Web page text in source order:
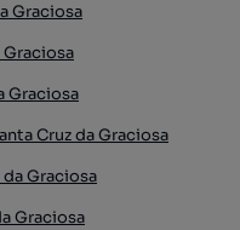
Graciosa
Graciosa
Graciosa
Cruz da Graciosa
Graciosa
Graciosa